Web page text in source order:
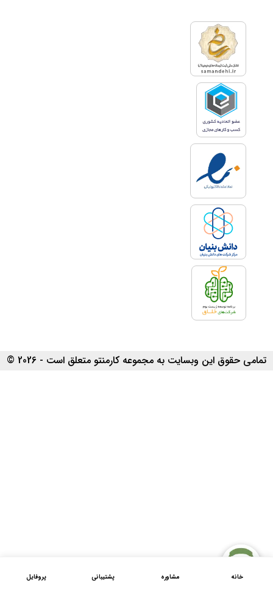
تمامی حقوق این وبسایت به مجموعه کارمنتو متعلق است - 2026 ©
خانه مشاوره پشتیبانی پروفایل